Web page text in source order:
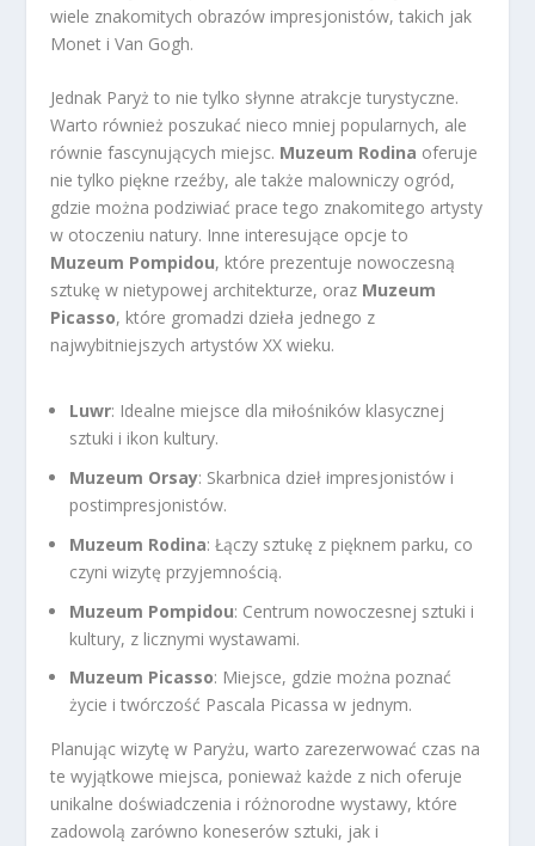
wiele znakomitych obrazów impresjonistów, takich jak
Monet i Van Gogh.
Jednak Paryż to nie tylko słynne atrakcje turystyczne.
Warto również poszukać nieco mniej popularnych, ale
równie fascynujących miejsc. Muzeum Rodina oferuje
nie tylko piękne rzeźby, ale także malowniczy ogród,
gdzie można podziwiać prace tego znakomitego artysty
w otoczeniu natury. Inne interesujące opcje to
Muzeum Pompidou, które prezentuje nowoczesną
sztukę w nietypowej architekturze, oraz Muzeum
Picasso, które gromadzi dzieła jednego z
najwybitniejszych artystów XX wieku.
Luwr: Idealne miejsce dla miłośników klasycznej
sztuki i ikon kultury.
Muzeum Orsay: Skarbnica dzieł impresjonistów i
postimpresjonistów.
Muzeum Rodina: Łączy sztukę z pięknem parku, co
czyni wizytę przyjemnością.
Muzeum Pompidou: Centrum nowoczesnej sztuki i
kultury, z licznymi wystawami.
Muzeum Picasso: Miejsce, gdzie można poznać
życie i twórczość Pascala Picassa w jednym.
Planując wizytę w Paryżu, warto zarezerwować czas na
te wyjątkowe miejsca, ponieważ każde z nich oferuje
unikalne doświadczenia i różnorodne wystawy, które
zadowolą zarówno koneserów sztuki, jak i